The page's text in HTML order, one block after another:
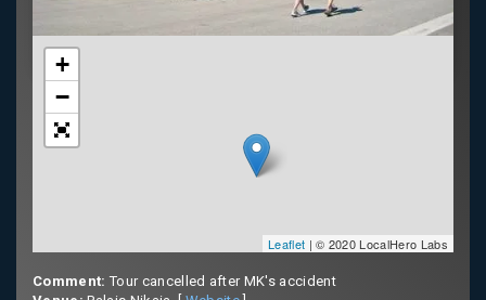
+
−
Leaflet | © 2020 LocalHero Labs
Comment: Tour cancelled after MK's accident